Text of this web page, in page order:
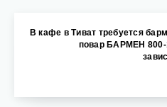
В кафе в Тиват требуется
повар БАРМЕН 800-